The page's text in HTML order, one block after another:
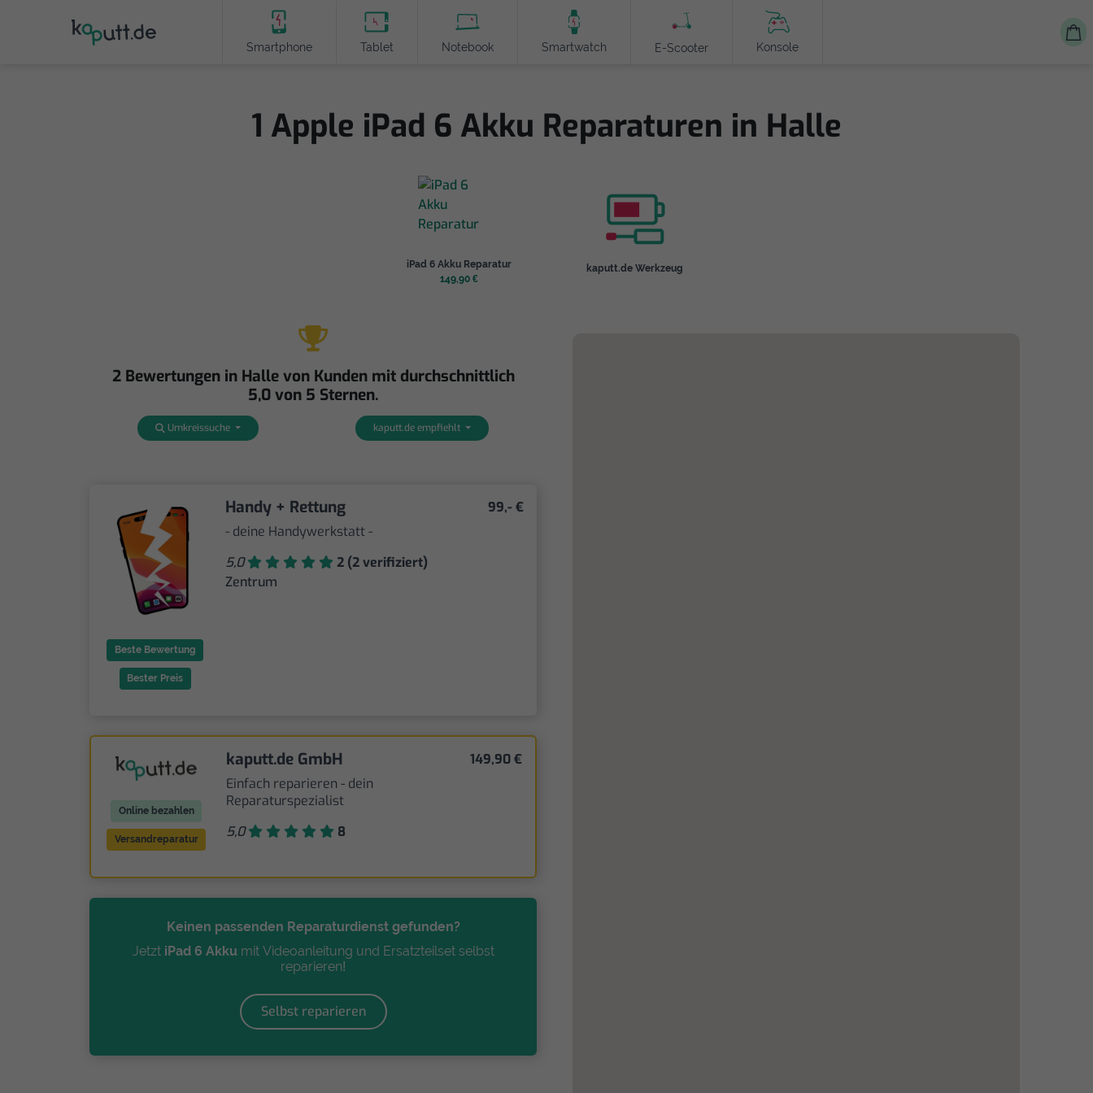
Smartphone Tablet Notebook Smartwatch E-Scooter Konsole
1 Apple iPad 6 Akku Reparaturen in Halle
iPad 6 Akku Reparatur
149,90 €
kaputt.de Werkzeug
2 Bewertungen in Halle von Kunden mit durchschnittlich
5,0 von 5 Sternen.
Umkreissuche kaputt.de empfiehlt
Beste Bewertung
Bester Preis
Handy + Rettung
- deine Handywerkstatt -
5,0
2 (2 verifiziert)
Zentrum
99,- €
Online bezahlen
Versandreparatur
kaputt.de GmbH
Einfach reparieren - dein
Reparaturspezialist
5,0
8
149,90 €
Keinen passenden Reparaturdienst gefunden?
Jetzt iPad 6 Akku mit Videoanleitung und Ersatzteilset selbst
reparieren!
Selbst reparieren